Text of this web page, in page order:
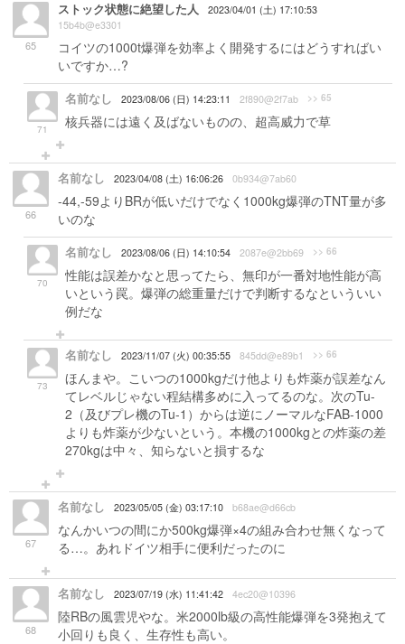
65
ストック状態に絶望した人
2023/04/01 (土) 17:10:53
15b4b@e3301
コイツの1000t爆弾を効率よく開発するにはどうすればい
いですか…?
71
名前なし 2023/08/06 (日) 14:23:11 2f890@2f7ab >> 65
核兵器には遠く及ばないものの、超高威力で草
66
名前なし 2023/04/08 (土) 16:06:26 0b934@7ab60
-44,-59よりBRが低いだけでなく1000kg爆弾のTNT量が多
いのな
70
名前なし 2023/08/06 (日) 14:10:54 2087e@2bb69 >> 66
性能は誤差かなと思ってたら、無印が一番対地性能が高
いという罠。爆弾の総重量だけで判断するなといういい
例だな
73
名前なし 2023/11/07 (火) 00:35:55 845dd@e89b1 >> 66
ほんまや。こいつの1000kgだけ他よりも炸薬が誤差なん
てレベルじゃない程結構多めに入ってるのな。次のTu-
2（及びプレ機のTu-1）からは逆にノーマルなFAB-1000
よりも炸薬が少ないという。本機の1000kgとの炸薬の差
270kgは中々、知らないと損するな
67
名前なし 2023/05/05 (金) 03:17:10 b68ae@d66cb
なんかいつの間にか500kg爆弾×4の組み合わせ無くなって
る…。あれドイツ相手に便利だったのに
68
名前なし 2023/07/19 (水) 11:41:42 4ec20@10396
陸RBの風雲児やな。米2000lb級の高性能爆弾を3発抱えて
小回りも良く、生存性も高い。